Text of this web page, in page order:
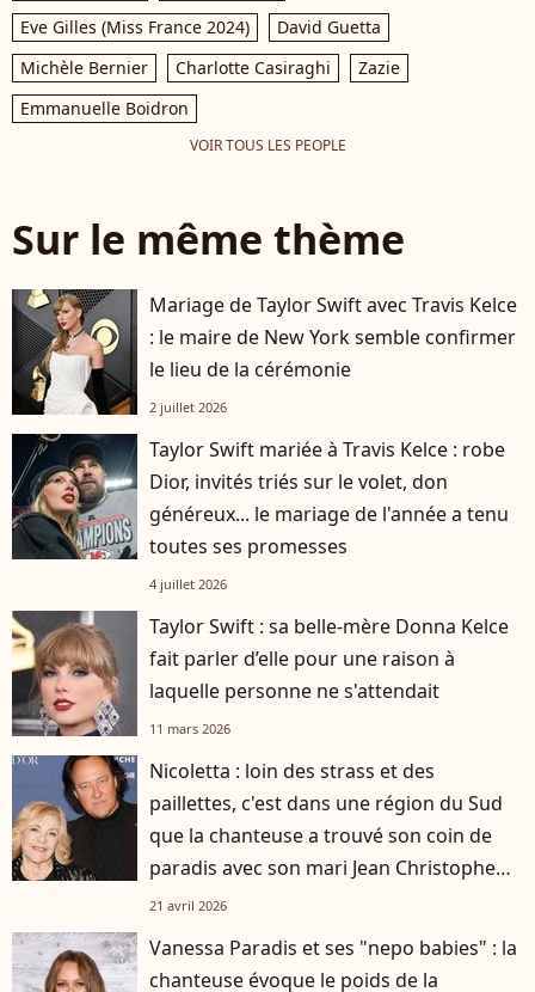
Eve Gilles (Miss France 2024)
David Guetta
Michèle Bernier
Charlotte Casiraghi
Zazie
Emmanuelle Boidron
VOIR TOUS LES PEOPLE
Sur le même thème
Mariage de Taylor Swift avec Travis Kelce
: le maire de New York semble confirmer
le lieu de la cérémonie
2 juillet 2026
Taylor Swift mariée à Travis Kelce : robe
Dior, invités triés sur le volet, don
généreux... le mariage de l'année a tenu
toutes ses promesses
4 juillet 2026
Taylor Swift : sa belle-mère Donna Kelce
fait parler d’elle pour une raison à
laquelle personne ne s'attendait
11 mars 2026
Nicoletta : loin des strass et des
paillettes, c'est dans une région du Sud
que la chanteuse a trouvé son coin de
paradis avec son mari Jean Christophe
Molinier
21 avril 2026
Vanessa Paradis et ses "nepo babies" : la
chanteuse évoque le poids de la